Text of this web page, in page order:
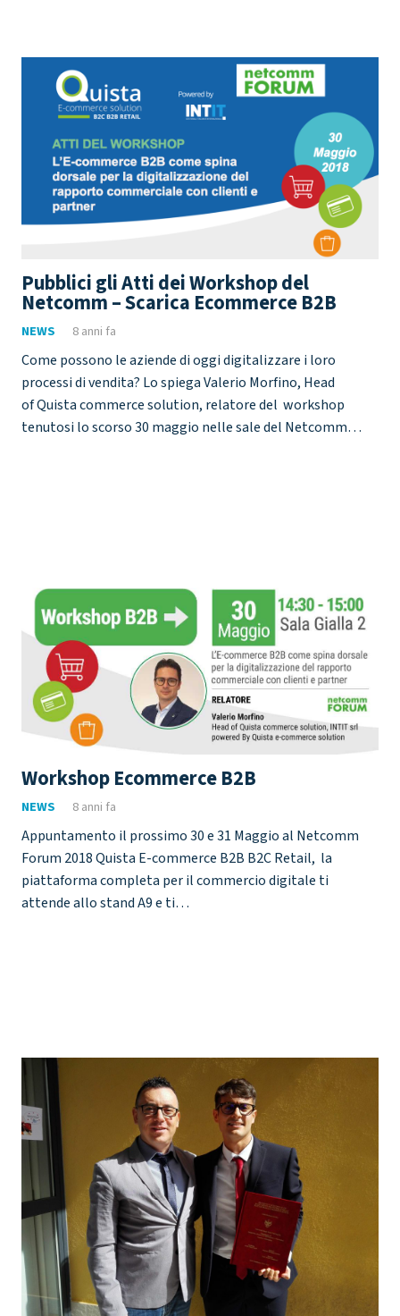
Pubblici gli Atti dei Workshop del
Netcomm – Scarica Ecommerce B2B
NEWS 8 anni fa
Come possono le aziende di oggi digitalizzare i loro
processi di vendita? Lo spiega Valerio Morfino, Head
of Quista commerce solution, relatore del workshop
tenutosi lo scorso 30 maggio nelle sale del Netcomm…
Workshop Ecommerce B2B
NEWS 8 anni fa
Appuntamento il prossimo 30 e 31 Maggio al Netcomm
Forum 2018 Quista E-commerce B2B B2C Retail, la
piattaforma completa per il commercio digitale ti
attende allo stand A9 e ti…